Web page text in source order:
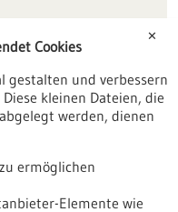
✕
Cookies
gestalten und verbessern
kleinen Dateien, die
werden, dienen
ermöglichen
Elemente wie